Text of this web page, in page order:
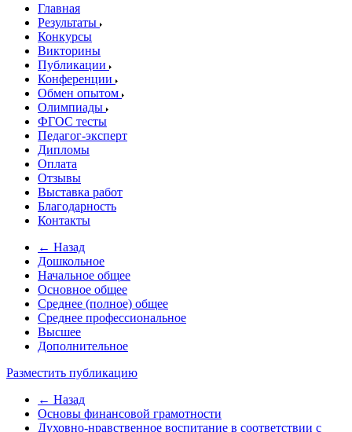
Главная
Результаты
Конкурсы
Викторины
Публикации
Конференции
Обмен опытом
Олимпиады
ФГОС тесты
Педагог-эксперт
Дипломы
Оплата
Отзывы
Выставка работ
Благодарность
Контакты
← Назад
Дошкольное
Начальное общее
Основное общее
Среднее (полное) общее
Среднее профессиональное
Высшее
Дополнительное
Разместить публикацию
← Назад
Основы финансовой грамотности
Духовно-нравственное воспитание в соответствии с